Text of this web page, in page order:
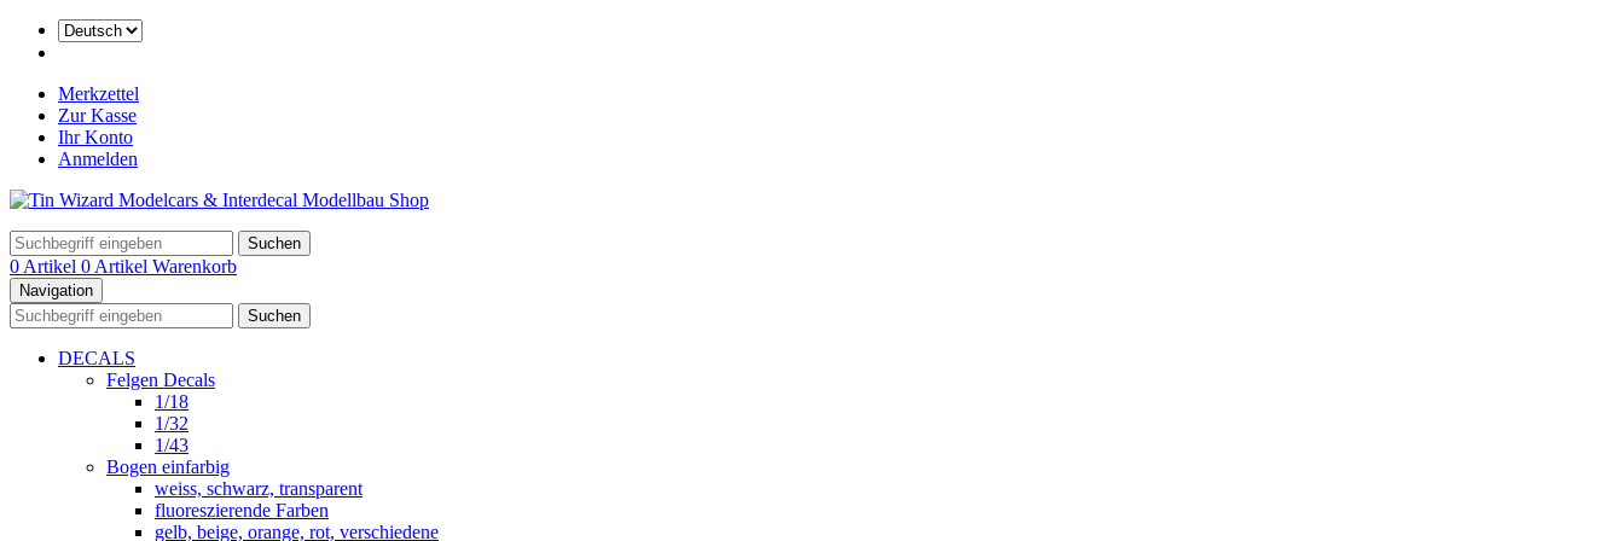
Merkzettel
Zur Kasse
Ihr Konto
Anmelden
Suchen
0 Artikel 0 Artikel Warenkorb
Navigation
Suchen
DECALS
Felgen Decals
1/18
1/32
1/43
Bogen einfarbig
weiss, schwarz, transparent
fluoreszierende Farben
gelb, beige, orange, rot, verschiedene